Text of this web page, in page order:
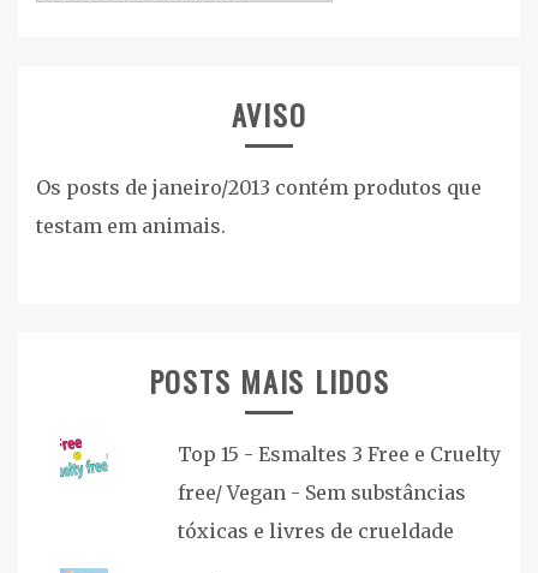
AVISO
Os posts de janeiro/2013 contém produtos que
testam em animais.
POSTS MAIS LIDOS
Top 15 - Esmaltes 3 Free e Cruelty
free/ Vegan - Sem substâncias
tóxicas e livres de crueldade